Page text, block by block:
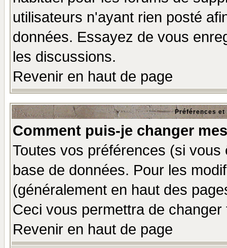
utilisateurs n'ayant rien posté
données. Essayez de vous
les discussions.
Revenir en haut de page
Préférences
Comment puis-je changer
Toutes vos préférences (si
base de données. Pour les
(généralement en haut des
Ceci vous permettra de
Revenir en haut de page